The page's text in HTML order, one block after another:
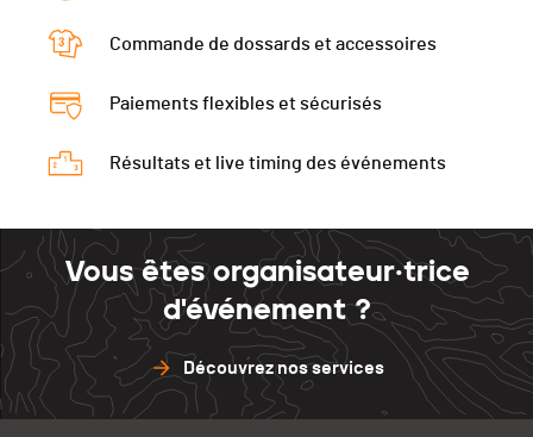
Commande de dossards et accessoires
Paiements flexibles et sécurisés
Résultats et live timing des événements
Vous êtes organisateur·trice
d'événement ?
Découvrez nos services